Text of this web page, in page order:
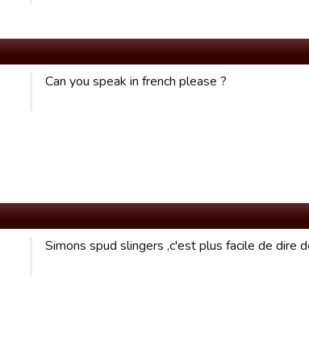
Can you speak in french please ?
Simons spud slingers ,c'est plus facile de dire